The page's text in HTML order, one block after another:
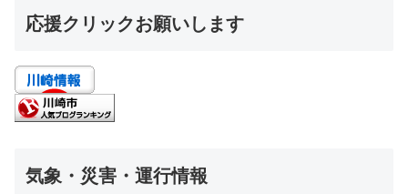
応援クリックお願いします
気象・災害・運行情報